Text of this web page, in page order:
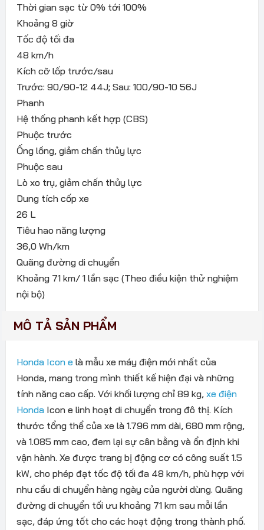
Thời gian sạc từ 0% tới 100%
Khoảng 8 giờ
Tốc độ tối đa
48 km/h
Kích cỡ lốp trước/sau
Trước: 90/90-12 44J; Sau: 100/90-10 56J
Phanh
Hệ thống phanh kết hợp (CBS)
Phuộc trước
Ống lồng, giảm chấn thủy lực
Phuộc sau
Lò xo trụ, giảm chấn thủy lực
Dung tích cốp xe
26 L
Tiêu hao năng lượng
36,0 Wh/km
Quãng đường di chuyển
Khoảng 71 km/ 1 lần sạc (Theo điều kiện thử nghiệm
nội bộ)
MÔ TẢ SẢN PHẨM
Honda Icon elà mẫu xe máy điện mới nhất của
Honda, mang trong mình thiết kế hiện đại và những
tính năng cao cấp. Với khối lượng chỉ 89 kg, xe điện
HondaIcon e linh hoạt di chuyển trong đô thị. Kích
thước tổng thể của xe là 1.796 mm dài, 680 mm rộng,
và 1.085 mm cao, đem lại sự cân bằng và ổn định khi
vận hành. Xe được trang bị động cơ có công suất 1.5
kW, cho phép đạt tốc độ tối đa 48 km/h, phù hợp với
nhu cầu di chuyển hàng ngày của người dùng. Quãng
đường di chuyển tối ưu khoảng 71 km sau mỗi lần
sạc, đáp ứng tốt cho các hoạt động trong thành phố.